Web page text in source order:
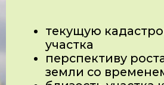
ядро, переработка);
какие объёмы
т.д.